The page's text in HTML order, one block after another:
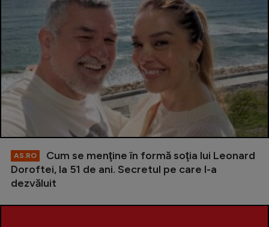
AS.RO
Cum se menţine în formă soţia lui Leonard
Doroftei, la 51 de ani. Secretul pe care l-a
dezvăluit